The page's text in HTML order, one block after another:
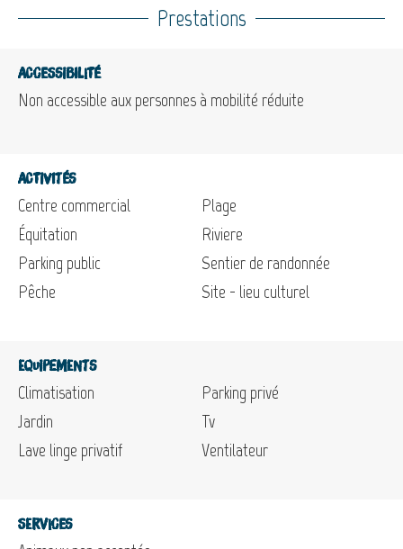
Prestations
Accessibilité
Non accessible aux personnes à mobilité réduite
Activités
Centre commercial
Équitation
Parking public
Pêche
Plage
Riviere
Sentier de randonnée
Site - lieu culturel
Equipements
Climatisation
Jardin
Lave linge privatif
Parking privé
Tv
Ventilateur
Services